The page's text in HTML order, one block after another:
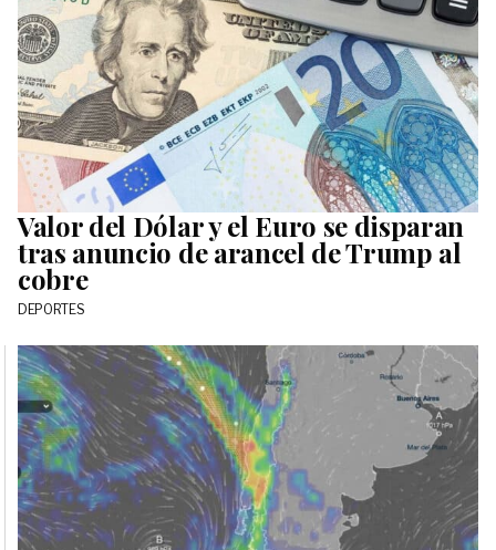
Valor del Dólar y el Euro se disparan
tras anuncio de arancel de Trump al
cobre
DEPORTES